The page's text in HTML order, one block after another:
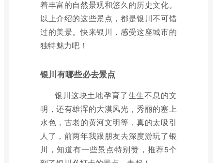
着丰富的自然景观和悠久的历史文化。
以上介绍的这些景点，都是银川不可错
过的美景。快来银川，感受这座城市的
独特魅力吧！
银川有哪些必去景点
银川这块土地孕育了生生不息的文
明，还有雄浑的大漠风光，秀丽的塞上
水色，古老的黄河文明等，真的太吸引
人了，前两年我跟朋友去深度游玩了银
川，知道有一些景点特别赞，推荐5个